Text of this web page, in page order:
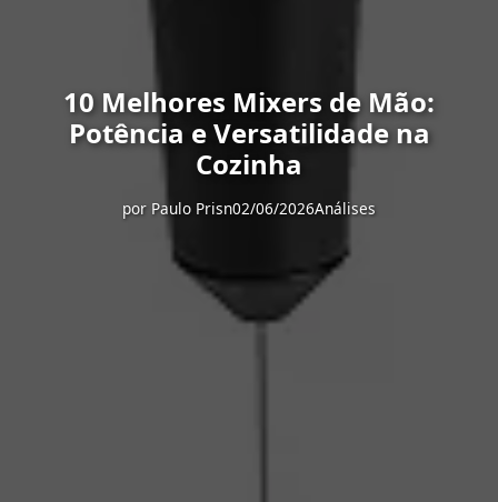
10 Melhores Mixers de Mão:
Potência e Versatilidade na
Cozinha
por Paulo Prisn02/06/2026Análises